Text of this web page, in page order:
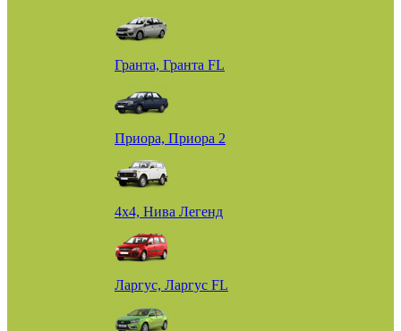
Гранта, Гранта FL
Приора, Приора 2
4х4, Нива Легенд
Ларгус, Ларгус FL